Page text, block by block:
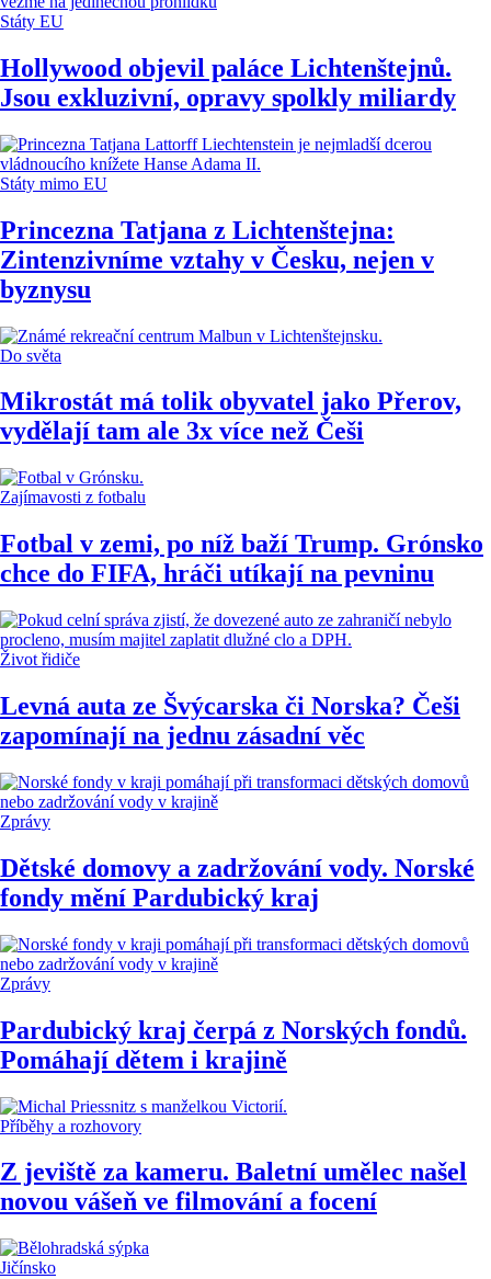
Státy EU
Hollywood objevil paláce Lichtenštejnů.
Jsou exkluzivní, opravy spolkly miliardy
Státy mimo EU
Princezna Tatjana z Lichtenštejna:
Zintenzivníme vztahy v Česku, nejen v
byznysu
Do světa
Mikrostát má tolik obyvatel jako Přerov,
vydělají tam ale 3x více než Češi
Zajímavosti z fotbalu
Fotbal v zemi, po níž baží Trump. Grónsko
chce do FIFA, hráči utíkají na pevninu
Život řidiče
Levná auta ze Švýcarska či Norska? Češi
zapomínají na jednu zásadní věc
Zprávy
Dětské domovy a zadržování vody. Norské
fondy mění Pardubický kraj
Zprávy
Pardubický kraj čerpá z Norských fondů.
Pomáhají dětem i krajině
Příběhy a rozhovory
Z jeviště za kameru. Baletní umělec našel
novou vášeň ve filmování a focení
Jičínsko